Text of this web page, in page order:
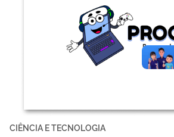
CIÊNCIA E TECNOLOGIA